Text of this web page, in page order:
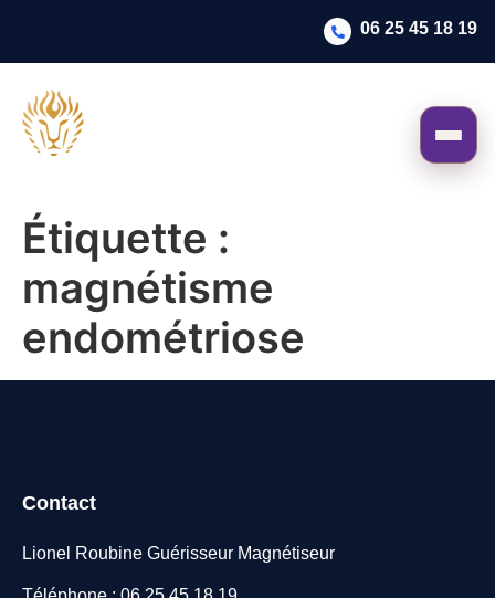
06 25 45 18 19
Étiquette :
magnétisme
endométriose
Contact
Lionel Roubine Guérisseur Magnétiseur